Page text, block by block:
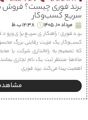
برند فوری چیست؟ فروش
سریع کسب‌وکار
مرداد 10, 1405
12:38 ب.ظ
برند فوری؛ راهکاری سریع برای ورود
کسب‌وکار یک مزیت رقابتی بزرگ
که تصمیم به راه‌اندازی شرکت یا
ماه‌ها منتظر ثبت یک نام تجاری
اهمیت پیدا می‌کند. برند فوری